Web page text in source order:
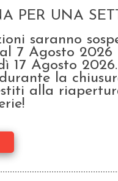
PER UNA
saranno
7 Agosto 2026
17 Agosto 2026.
la
alla